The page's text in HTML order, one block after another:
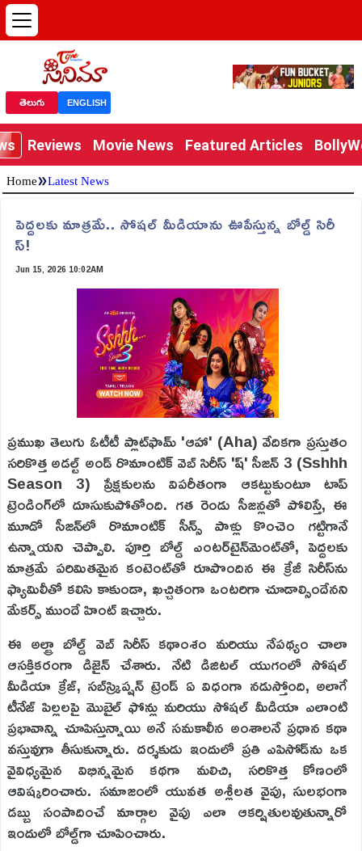
తెలుగు ENGLISH
Reviews Movie News Featured Articles
Home»Latest News
పెద్దలకు మాత్రమే.. సోషల్ మీడియాను ఊపేస్తున్న బోల్డ్ సిరీ
స్!
Jun 15, 2026 10:02AM
ప్రముఖ తెలుగు ఓటీటీ ప్లాట్‌ఫామ్ 'ఆహా' (Aha) వేదికగా ప్రస్తుతం
సరికొత్త అడల్ట్ అండ్ రొమాంటిక్ వెబ్ సిరీస్ 'ష్' సీజన్ 3 (Sshhh
Season 3) ప్రేక్షకులను విపరీతంగా ఆకట్టుకుంటూ టాప్
ట్రెండింగ్‌లో దూసుకుపోతోంది. గత రెండు సీజన్లతో పోలిస్తే, ఈ
మూడో సీజన్‌లో రొమాంటిక్ సీన్స్ పాళ్లు కొంచెం గట్టిగానే
ఉన్నాయని చెప్పాలి. పూర్తి బోల్డ్ ఎంటర్‌టైన్‌మెంట్‌తో, పెద్దలకు
మాత్రమే పరిమితమైన కంటెంట్‌తో రూపొందిన ఈ క్రేజీ సిరీస్‌ను
ఫ్యామిలీతో కలిసి కాకుండా, ఖచ్చితంగా ఒంటరిగా చూడాల్సిందేనని
మేకర్స్ ముందే హింట్ ఇచ్చారు.
ఈ అల్ట్రా బోల్డ్ వెబ్ సిరీస్ కథాంశం మరియు నేపథ్యం చాలా
ఆసక్తికరంగా డిజైన్ చేశారు. నేటి డిజిటల్ యుగంలో సోషల్
మీడియా క్రేజ్, సబ్‌స్క్రిప్షన్ ట్రెండ్ ఏ విధంగా నడుస్తోంది, అలాగే
టీనేజ్ పిల్లలపై మొబైల్ ఫోన్లు మరియు సోషల్ మీడియా ఎలాంటి
ప్రభావాన్ని చూపిస్తున్నాయి అనే సమకాలీన అంశాలనే ప్రధాన కథా
వస్తువుగా తీసుకున్నారు. దర్శకుడు ఇందులో ప్రతి ఎపిసోడ్‌ను ఒక
వైవిధ్యమైన విభిన్నమైన కథగా మలిచి, సరికొత్త కోణంలో
ఆవిష్కరించారు. సమాజంలో యువత అశ్లీలత వైపు, సులభంగా
డబ్బు సంపాదించే మార్గాల వైపు ఎలా ఆకర్షితులవుతున్నారో
ఇందులో బోల్డ్‌గా చూపించారు.